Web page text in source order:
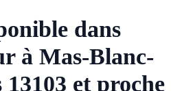
dans
à Mas-Blanc-
et proche